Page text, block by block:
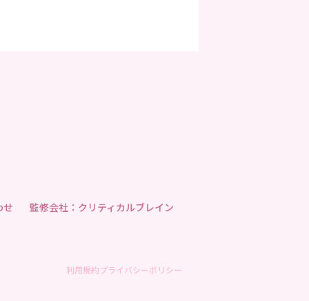
せ 監修会社：クリティカルブレイン
利用規約プライバシーポリシー